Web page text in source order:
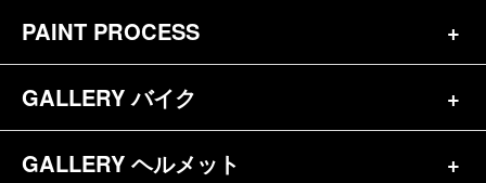
トップページ
お問合せ
PAINT PROCESS
バイク（180）
ヘルメット（84）
GALLERY バイク
バイク一覧（184）
GALLERY ヘルメット